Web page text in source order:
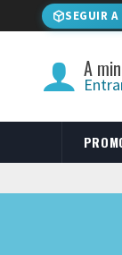
SEGUIR A
A